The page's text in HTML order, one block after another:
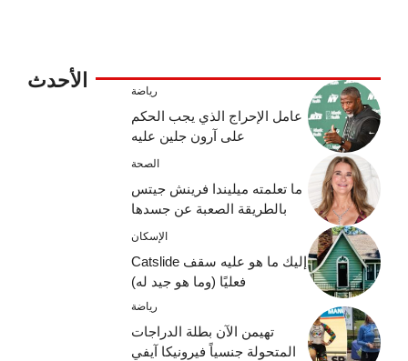
الأحدث رياضة
عامل الإحراج الذي يجب الحكم
على آرون جلين عليه
الصحة
ما تعلمته ميليندا فرينش جيتس
بالطريقة الصعبة عن جسدها
الإسكان
إليك ما هو عليه سقف Catslide
فعليًا (وما هو جيد له)
رياضة
تهيمن الآن بطلة الدراجات
المتحولة جنسياً فيرونيكا آيفي